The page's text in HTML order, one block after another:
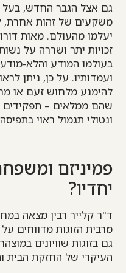
גם אצל הגבר החדש, בעל
משקעים של זהות אחרת,
יעלמו מהעולם. מאות
זכויות יתר ושררה על
בעולמו המודע והלא-
ועמדותיו. על כן, ניתן
להימנע מלחוש זעם או
שהם ממלאים – תפקידים
ונטולי תגמול ראוי
פמיניזם
יחדיו?
ד"ר קלייר רבין מצאה
מרבית הזוגות מדווחים
גם בזוגות שוויונים
העיקרי של החזקת הבית